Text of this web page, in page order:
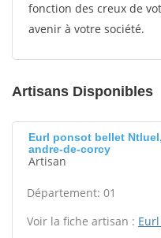
fonction des creux de
avenir à votre société.
Artisans Disponibles
Eurl ponsot bellet
andre-de-corcy
Artisan
Département: 01
Voir la fiche artisan :